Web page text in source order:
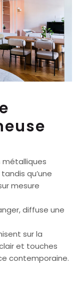
métalliques
qu’une
mesure
diffuse une
sur la
et touches
contemporaine.